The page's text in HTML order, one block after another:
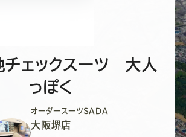
ー
ダ
ー
ダ
ー
ー
チェックスーツ 大人
っぽく
オーダースーツSADA
大阪堺店